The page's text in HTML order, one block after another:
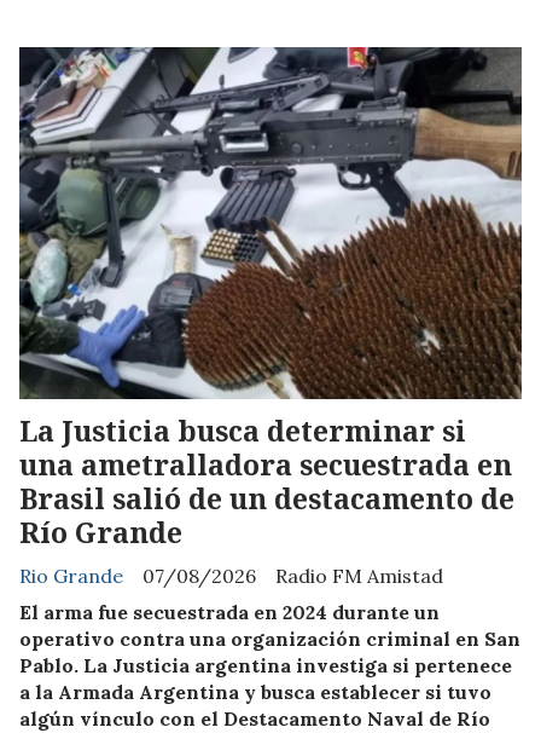
La Justicia busca determinar si
una ametralladora secuestrada en
Brasil salió de un destacamento de
Río Grande
Radio FM Amistad
Rio Grande
07/08/2026
El arma fue secuestrada en 2024 durante un
operativo contra una organización criminal en San
Pablo. La Justicia argentina investiga si pertenece
a la Armada Argentina y busca establecer si tuvo
algún vínculo con el Destacamento Naval de Río